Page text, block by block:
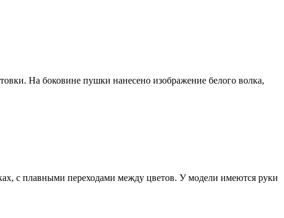
На боковине пушки нанесено изображение белого волка,
с плавными переходами между цветов. У модели имеются руки